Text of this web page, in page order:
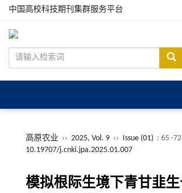
中国高校科技期刊集群服务平台
高原农业 ›› 2025, Vol. 9 ›› Issue (01) : 65 -
10.19707/j.cnki.jpa.2025.01.007
模拟根际生境下青甘韭